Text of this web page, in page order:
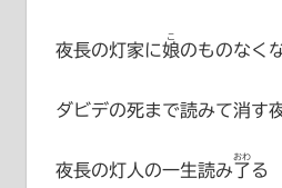
夜長の灯家に娘
こ
のものなく
ダビデの死まで読みて消す
夜長の灯人の一生読み了
おわ
る